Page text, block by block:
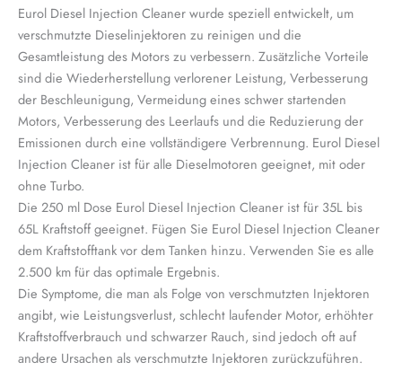
Eurol Diesel Injection Cleaner wurde speziell entwickelt, um
verschmutzte Dieselinjektoren zu reinigen und die
Gesamtleistung des Motors zu verbessern. Zusätzliche Vorteile
sind die Wiederherstellung verlorener Leistung, Verbesserung
der Beschleunigung, Vermeidung eines schwer startenden
Motors, Verbesserung des Leerlaufs und die Reduzierung der
Emissionen durch eine vollständigere Verbrennung. Eurol Diesel
Injection Cleaner ist für alle Dieselmotoren geeignet, mit oder
ohne Turbo.
Die 250 ml Dose Eurol Diesel Injection Cleaner ist für 35L bis
65L Kraftstoff geeignet. Fügen Sie Eurol Diesel Injection Cleaner
dem Kraftstofftank vor dem Tanken hinzu. Verwenden Sie es alle
2.500 km für das optimale Ergebnis.
Die Symptome, die man als Folge von verschmutzten Injektoren
angibt, wie Leistungsverlust, schlecht laufender Motor, erhöhter
Kraftstoffverbrauch und schwarzer Rauch, sind jedoch oft auf
andere Ursachen als verschmutzte Injektoren zurückzuführen.